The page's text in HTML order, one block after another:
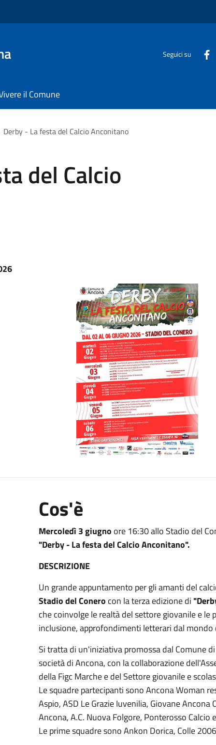
Seguici su
il Comune
Derby - La festa del Calcio Anconitano
del Calcio
Cos'è
Mercoledì 3 giugno ore 16:30 allo Stadio del
"Derby - La festa del Calcio Anconitano".
DESCRIZIONE
Un grande appuntamento per gli amanti del
Stadio del Conero con la terza edizione di
che coinvolge le realtà del settore giovanile e
inclusione, approfondimenti letterari dal
Si tratta di un'iniziativa promossa dal Comune
società di Ancona, con la collaborazione
della Figc Marche e del Settore giovanile e
Le squadre partecipanti sono Ancona Woman
Aspio, ASD Le Grazie Iuvenilia, Giovane Ancona
Ancona, A.C. Nuova Folgore, Ponterosso Calcio
Le prime squadre sono Ankon Dorica, Colle